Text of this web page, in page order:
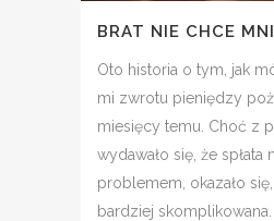
BRAT NIE CHCE
Oto historia o tym, jak
mi zwrotu pieniędzy
miesięcy temu. Choć z
wydawało się, że spłata
problemem, okazało
bardziej